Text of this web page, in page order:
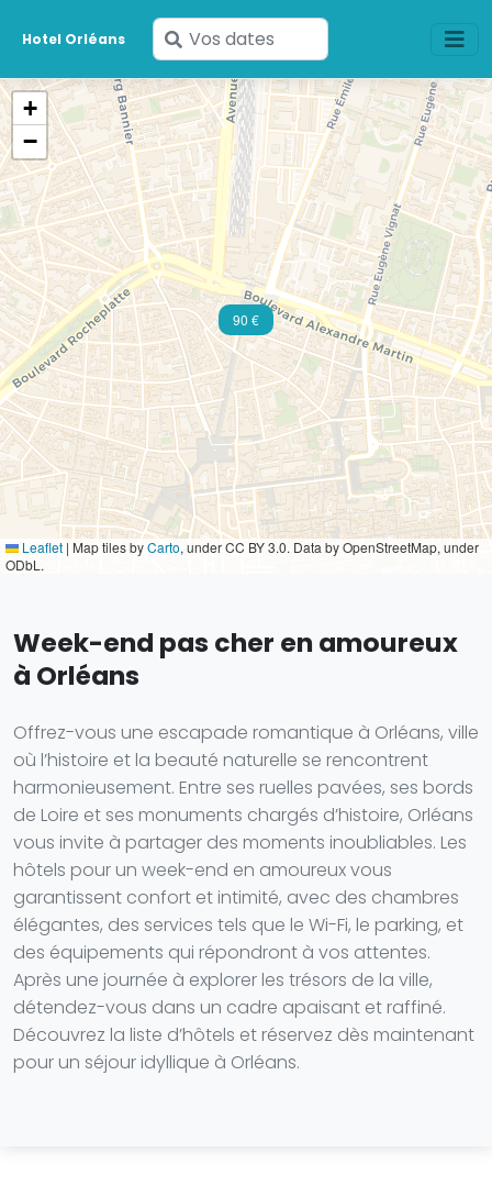
Hotel Orléans
Saisissez
vos
dates
90 €
+
−
Leaflet | Map tiles byCarto, under CC BY 3.0. Data by OpenStreetMap, under
ODbL.
Week-end pas cher en amoureux
à Orléans
Offrez-vous une escapade romantique à Orléans, ville
où l’histoire et la beauté naturelle se rencontrent
harmonieusement. Entre ses ruelles pavées, ses bords
de Loire et ses monuments chargés d’histoire, Orléans
vous invite à partager des moments inoubliables. Les
hôtels pour un week-end en amoureux vous
garantissent confort et intimité, avec des chambres
élégantes, des services tels que le Wi-Fi, le parking, et
des équipements qui répondront à vos attentes.
Après une journée à explorer les trésors de la ville,
détendez-vous dans un cadre apaisant et raffiné.
Découvrez la liste d’hôtels et réservez dès maintenant
pour un séjour idyllique à Orléans.